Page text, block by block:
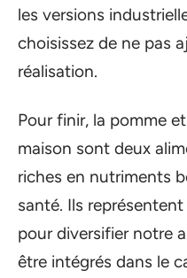
les versions
choisissez de ne pas
réalisation.
Pour finir, la pomme
maison sont deux
riches en nutriments
santé. Ils
pour diversifier notre
être intégrés dans le